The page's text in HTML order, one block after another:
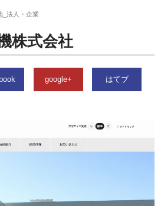
_法人・企業
株式会社
google+ はてブ